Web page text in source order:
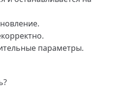
параметры.